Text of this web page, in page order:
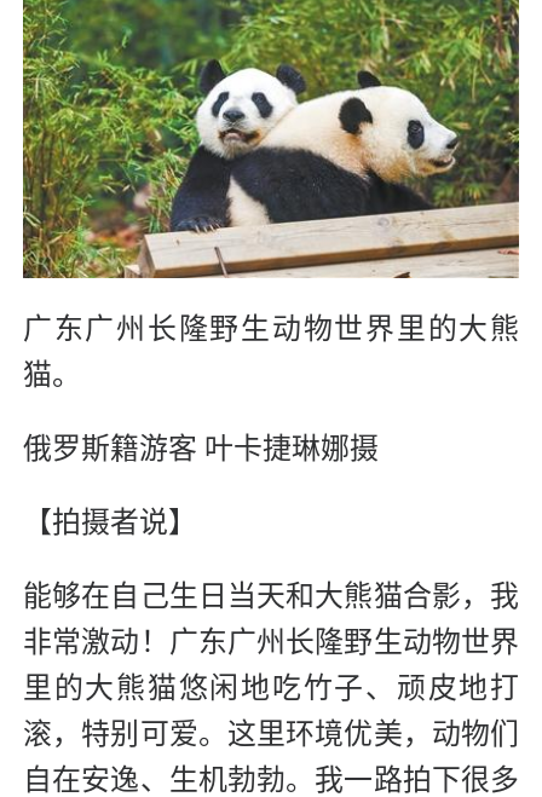
广东广州长隆野生动物世界里的大熊
猫。
俄罗斯籍游客 叶卡捷琳娜摄
【拍摄者说】
能够在自己生日当天和大熊猫合影，我
非常激动！广东广州长隆野生动物世界
里的大熊猫悠闲地吃竹子、顽皮地打
滚，特别可爱。这里环境优美，动物们
自在安逸、生机勃勃。我一路拍下很多